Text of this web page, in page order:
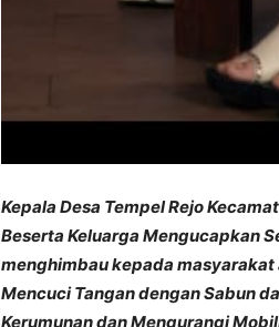
Kepala Desa Tempel Rejo
Beserta Keluarga Mengucapkan
menghimbau kepada masyarakat
Mencuci Tangan dengan Sabun
Kerumunan dan Mengurangi